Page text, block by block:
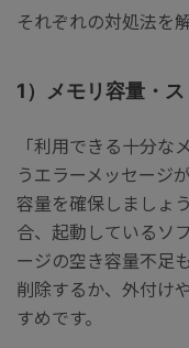
それぞれの対処法を
1）メモリ容量・
「利用できる十分
うエラーメッセージ
容量を確保しましょ
合、起動しているソ
ージの空き容量不足
削除するか、外付け
すめです。